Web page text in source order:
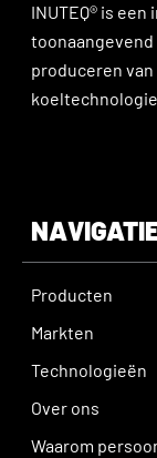
INUTEQ® is
produceren
Producten
Markten
Technologieën
Over ons
Waarom